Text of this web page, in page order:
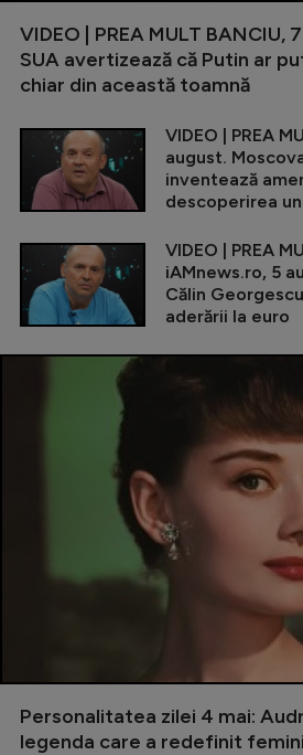
VIDEO | PREA MULT BANCIU,
SUA avertizează că Putin ar
chiar din această toamnă
VIDEO | PREA
august.
inventează
descoperirea
VIDEO | PREA
iAMnews.ro, 5
Călin
aderării la euro
Personalitatea zilei 4 mai:
legenda care a redefinit